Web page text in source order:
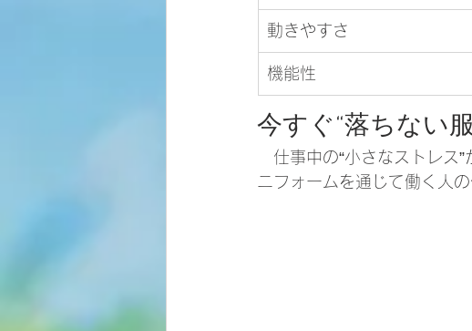
動きやすさ
機能性
今すぐ“落ちない
仕事中の“小さなストレス”
ニフォームを通じて働く人